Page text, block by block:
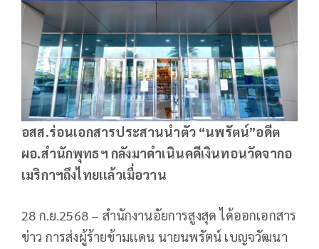
อสส.ร่อนเอกสารประสานนำตัว “นพรัตน์”อดีต
ผอ.สำนักพุทธฯ กลังมาดำเนินคดีเงินทอนวัดจากอ
เมริกาฯถึงไทยเเล้วเมื่อวาน
28 ก.ย.2568 – สำนักงานอัยการสูงสุด ได้ออกเอกสาร
ข่าว การส่งผู้ร้ายข้ามเเดน นายนพรัตน์ เบญจวัฒนา